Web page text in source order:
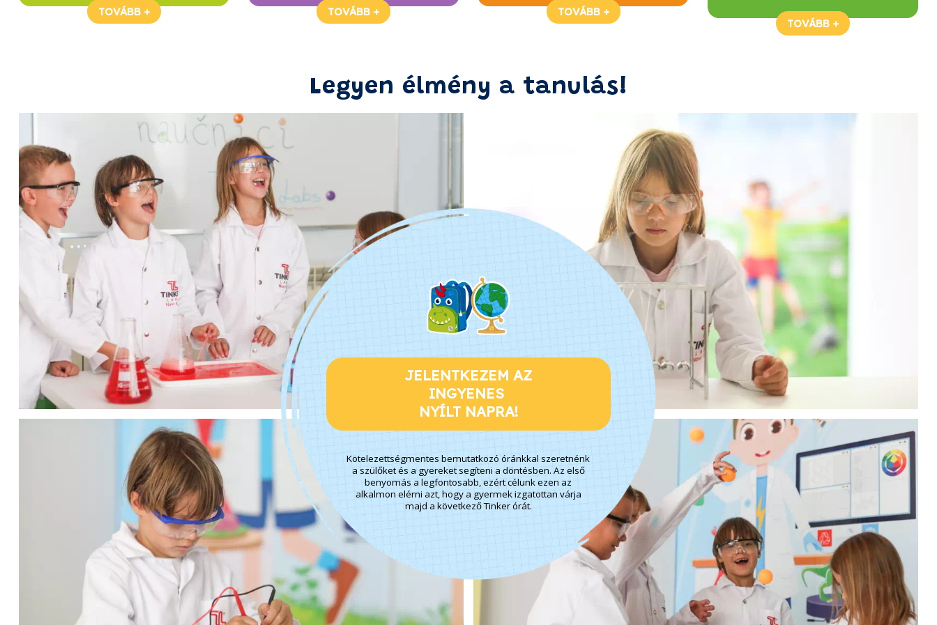
TOVÁBB + TOVÁBB + TOVÁBB +
TOVÁBB +
Legyen élmény a tanulás!
JELENTKEZEM AZ
INGYENES
NYÍLT NAPRA!
Kötelezettségmentes bemutatkozó óránkkal szeretnénk
a szülőket és a gyereket segíteni a döntésben. Az első
benyomás a legfontosabb, ezért célunk ezen az
alkalmon elérni azt, hogy a gyermek izgatottan várja
majd a következő Tinker órát.